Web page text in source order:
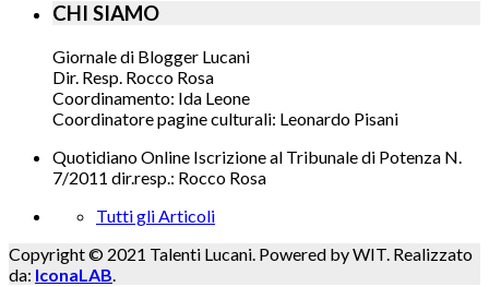
CHI SIAMO
Giornale di Blogger Lucani
Dir. Resp. Rocco Rosa
Coordinamento: Ida Leone
Coordinatore pagine culturali: Leonardo Pisani
Quotidiano Online Iscrizione al Tribunale di Potenza N.
7/2011 dir.resp.: Rocco Rosa
Tutti gli Articoli
Copyright © 2021 Talenti Lucani. Powered by WIT. Realizzato
da: IconaLAB